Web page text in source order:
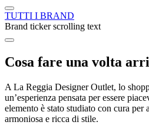
TUTTI I BRAND
Brand ticker scrolling text
Cosa fare una volta
A La Reggia Designer Outlet, lo
un’esperienza pensata per essere
elemento è stato studiato con cura per
armoniosa e ricca di stile.